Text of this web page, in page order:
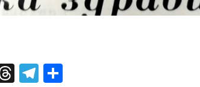
ThreadsTelegram